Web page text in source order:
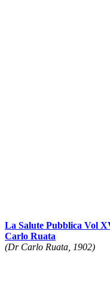
La Salute Pubblica Vol
Carlo Ruata
(Dr Carlo Ruata, 1902)